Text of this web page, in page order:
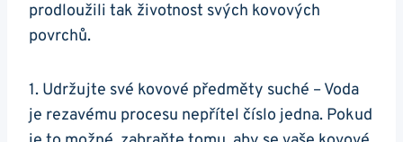
prodloužili tak životnost svých kovových
povrchů.
1. Udržujte své kovové předměty suché – Voda
je rezavému procesu nepřítel číslo jedna. Pokud